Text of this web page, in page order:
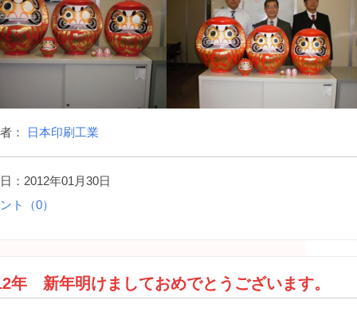
： 日本印刷工業
：2012年01月30日
ト（0）
年 新年明けましておめでとうございます。